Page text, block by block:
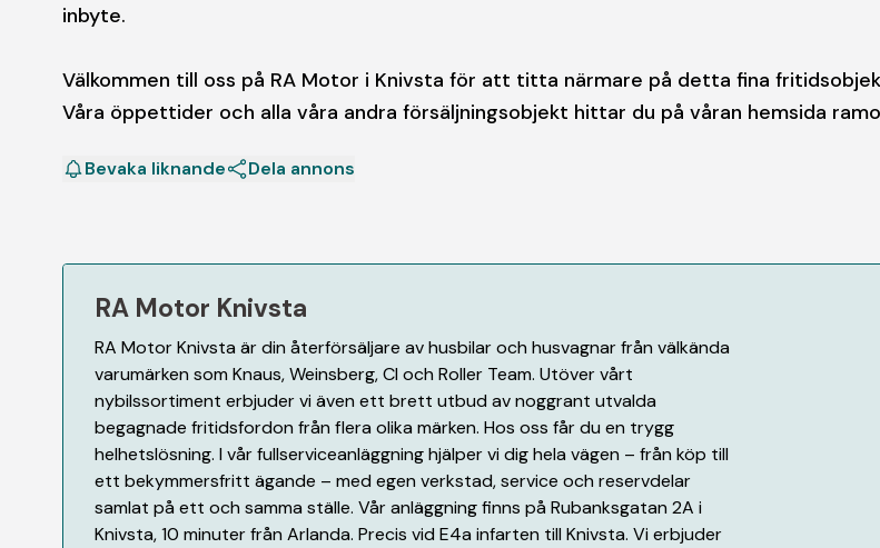
inbyte.
Välkommen till oss på RA Motor i Knivsta för att titta närmare på detta fina
Våra öppettider och alla våra andra försäljningsobjekt hittar du på våran hemsida
Bevaka liknande Dela annons
RA Motor Knivsta
RA Motor Knivsta är din återförsäljare av husbilar och husvagnar från välkända
varumärken som Knaus, Weinsberg, CI och Roller Team. Utöver vårt
nybilssortiment erbjuder vi även ett brett utbud av noggrant utvalda
begagnade fritidsfordon från flera olika märken. Hos oss får du en trygg
helhetslösning. I vår fullserviceanläggning hjälper vi dig hela vägen – från köp till
ett bekymmersfritt ägande – med egen verkstad, service och reservdelar
samlat på ett och samma ställe. Vår anläggning finns på Rubanksgatan 2A i
Knivsta, 10 minuter från Arlanda. Precis vid E4a infarten till Knivsta. Vi erbjuder